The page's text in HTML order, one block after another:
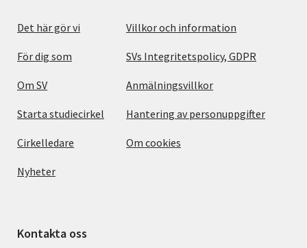
Det här gör vi
För dig som
Om SV
Starta studiecirkel
Cirkelledare
Nyheter
Villkor och information
SVs Integritetspolicy, GDPR
Anmälningsvillkor
Hantering av personuppgifter
Om cookies
Kontakta oss